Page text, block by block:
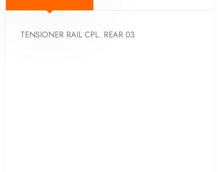
TENSIONER RAIL CPL. REAR 03